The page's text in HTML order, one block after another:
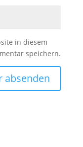
in diesem
speichern.